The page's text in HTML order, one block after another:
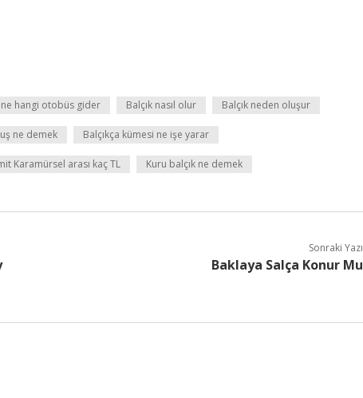
hangi otobüs gider Balçık nasıl olur Balçık neden oluşur
ne demek Balçıkça kümesi ne işe yarar
Karamürsel arası kaç TL Kuru balçık ne demek
Sonraki Yazı
Baklaya Salça Konur Mu